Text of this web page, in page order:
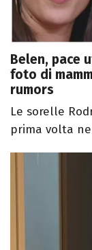
Belen, pace
foto di
rumors
Le sorelle
prima volta